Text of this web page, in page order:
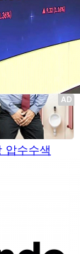
압수수색